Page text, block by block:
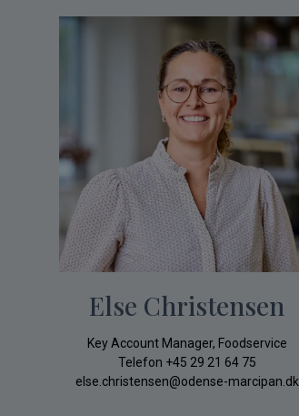
Else Christensen
Key Account Manager, Foodservice
Telefon +45 29 21 64 75
else.christensen@odense-marcipan.dk